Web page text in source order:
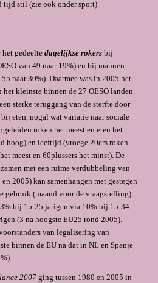
tijd stil (zie ook onder sport).
het gedeelte dagelijkse rokersbij
van 49 naar 19%) en bij mannen
naar 30%). Daarmee was in 2005 het
kleinste binnen de 27 OESO landen.
sterke teruggang van de sterfte door
eten, nogal wat variatie naar sociale
roken het meest en eten het
hoog) en leeftijd (vroege 20ers roken
meest en 60plussers het minst). De
met een ruime verdubbeling van
2005) kan samenhangen met gestegen
gebruik (maand voor de vraagstelling)
bij 15-25 jarigen via 10% bij 15-34
(3 na hoogste EU25 rond 2005).
van legalisering van
binnen de EU na dat in NL en Spanje
2007ging tussen 1980 en 2005 in